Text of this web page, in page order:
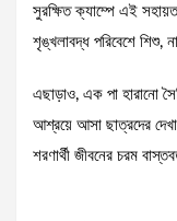
সুরক্ষিত ক্যাম্পে এই
শৃঙ্খলাবদ্ধ পরিবেশে শিশু,
এছাড়াও, এক পা হারানো
আশ্রয়ে আসা ছাত্রদের
শরণার্থী জীবনের চরম